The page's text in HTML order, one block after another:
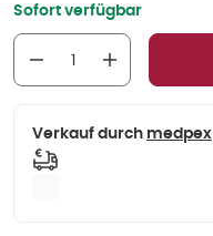
Sofort verfügbar
Verkauf durch medpex